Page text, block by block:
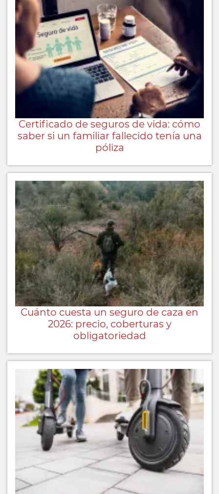
Certificado de seguros de vida: cómo
saber si un familiar fallecido tenía una
póliza
Cuánto cuesta un seguro de caza en
2026: precio, coberturas y
obligatoriedad